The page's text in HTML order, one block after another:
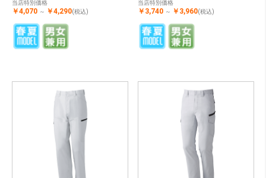
当店特別価格
￥4,070 ～ ￥4,290(税込)
当店特別価格
￥3,740 ～ ￥3,960(税込)